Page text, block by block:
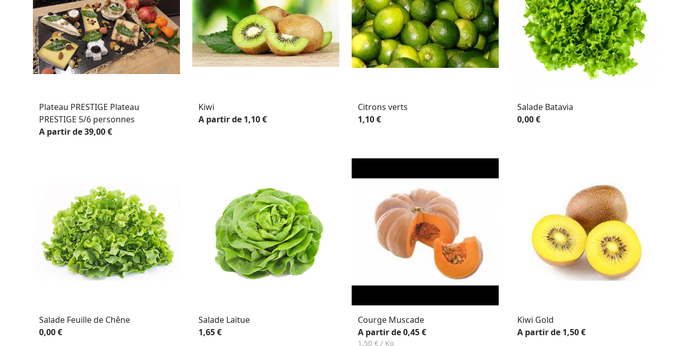
Plateau PRESTIGE Plateau
PRESTIGE 5/6 personnes
A partir de 39,00 €
Kiwi
A partir de 1,10 €
Citrons verts
1,10 €
Salade Batavia
0,00 €
Salade Feuille de Chêne
0,00 €
Salade Laitue
1,65 €
Courge Muscade
A partir de 0,45 €
1,50 € / Kg
Kiwi Gold
A partir de 1,50 €